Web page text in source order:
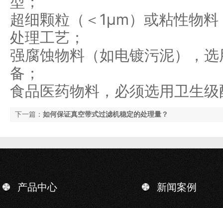
超细颗粒（＜1μm）或粘性物
处理工艺；
强腐蚀物料（如电镀污泥），
备；
食品医药物料，必须选用卫生
下一篇： 如何保证真空带式过滤机稳定的处理量？
产品中心 新闻案例